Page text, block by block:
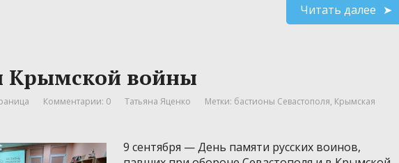
Читать далее
Крымской войны
Комментарии: 0 Татьяна Яценко Метки: бастионы Севастополя, Крымская
9 сентября — День памяти русских воинов,